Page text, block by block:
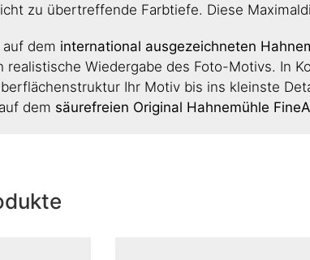
zu übertreffende Farbtiefe. Diese
dem international ausgezeichneten
realistische Wiedergabe des Foto-Motivs. In
Ihr Motiv bis ins kleinste
dem säurefreien Original Hahnemühle